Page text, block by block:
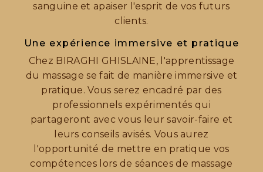
sanguine et apaiser l'esprit de vos futurs
clients.
Une expérience immersive et pratique
Chez BIRAGHI GHISLAINE, l'apprentissage
du massage se fait de manière immersive et
pratique. Vous serez encadré par des
professionnels expérimentés qui
partageront avec vous leur savoir-faire et
leurs conseils avisés. Vous aurez
l'opportunité de mettre en pratique vos
compétences lors de séances de massage